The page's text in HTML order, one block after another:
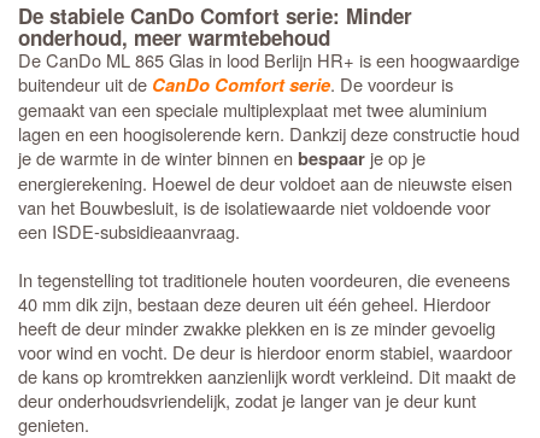
De stabiele CanDo Comfort serie: Minder
onderhoud, meer warmtebehoud
De CanDo ML 865 Glas in lood Berlijn HR+ is een hoogwaardige
buitendeur uit de CanDo Comfort serie. De voordeur is
gemaakt van een speciale multiplexplaat met twee aluminium
lagen en een hoogisolerende kern. Dankzij deze constructie houd
je de warmte in de winter binnen enbespaar je op je
energierekening. Hoewel de deur voldoet aan de nieuwste eisen
van het Bouwbesluit, is de isolatiewaarde niet voldoende voor
een ISDE-subsidieaanvraag.
In tegenstelling tot traditionele houten voordeuren, die eveneens
40 mm dik zijn, bestaan deze deuren uit één geheel. Hierdoor
heeft de deur minder zwakke plekken en is ze minder gevoelig
voor wind en vocht. De deur is hierdoor enorm stabiel, waardoor
de kans op kromtrekken aanzienlijk wordt verkleind. Dit maakt de
deur onderhoudsvriendelijk, zodat je langer van je deur kunt
genieten.